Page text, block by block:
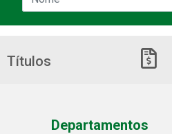
Títulos
Departamentos